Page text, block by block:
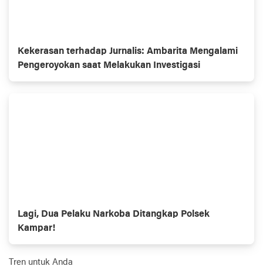
Kekerasan terhadap Jurnalis: Ambarita Mengalami
Pengeroyokan saat Melakukan Investigasi
Lagi, Dua Pelaku Narkoba Ditangkap Polsek
Kampar!
Tren untuk Anda